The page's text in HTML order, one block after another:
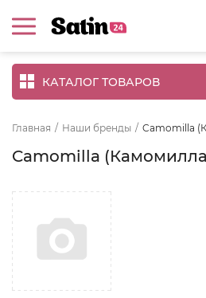
КАТАЛОГ ТОВАРОВ
Главная / Наши бренды / Camomilla
Camomilla